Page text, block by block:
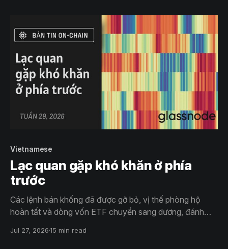
Vietnamese
Lạc quan gặp khó khăn ở phía
trước
Các lệnh bán khống đã được gỡ bỏ, vị thế phòng hộ
hoàn tất và dòng vốn ETF chuyển sang dương, đánh
hiện đang thử thách vùng cung của thị trường gấu, trong
Jul 27, 202615 min read